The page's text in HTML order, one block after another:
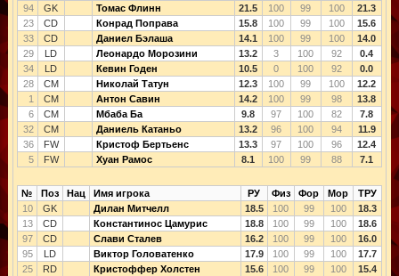
94
GK Томас Флинн 21.5 100 99 100
21.3
23
CD Конрад Поправа 15.8 100 99 100
15.6
33
CD Даниел Бэлаша 14.1 100 99 100
14.0
29
LD Леонардо Морозини 13.2 3 100 92
0.4
34
LD Кевин Годен 10.5 0 100 92
0.0
28
CM Николай Татун 12.3 100 99 100
12.2
1
CM Антон Савин 14.2 100 99 98
13.8
6
CM Мбаба Ба 9.8 97 100 82
7.8
32
CM Даниель Катаньо 13.2 96 100 94
11.9
36
FW Кристоф Бертьенс 13.3 97 100 96
12.4
5
FW Хуан Рамос 8.1 100 99 88 7.1
№ Поз Нац Имя игрока РУ Физ Фор Мор
ТРУ
10
GK Дилан Митчелл 18.5 100 99 100
18.3
13
CD Константинос Цамурис 18.8 100 99 100
18.6
97
CD Слави Сталев 16.2 100 99 100
16.0
95
LD Виктор Головатенко 17.9 100 99 100
17.7
25
RD Кристоффер Холстен 15.6 100 99 100
15.4